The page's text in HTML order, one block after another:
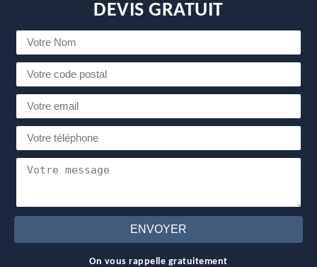
DEVIS GRATUIT
On vous rappelle gratuitement